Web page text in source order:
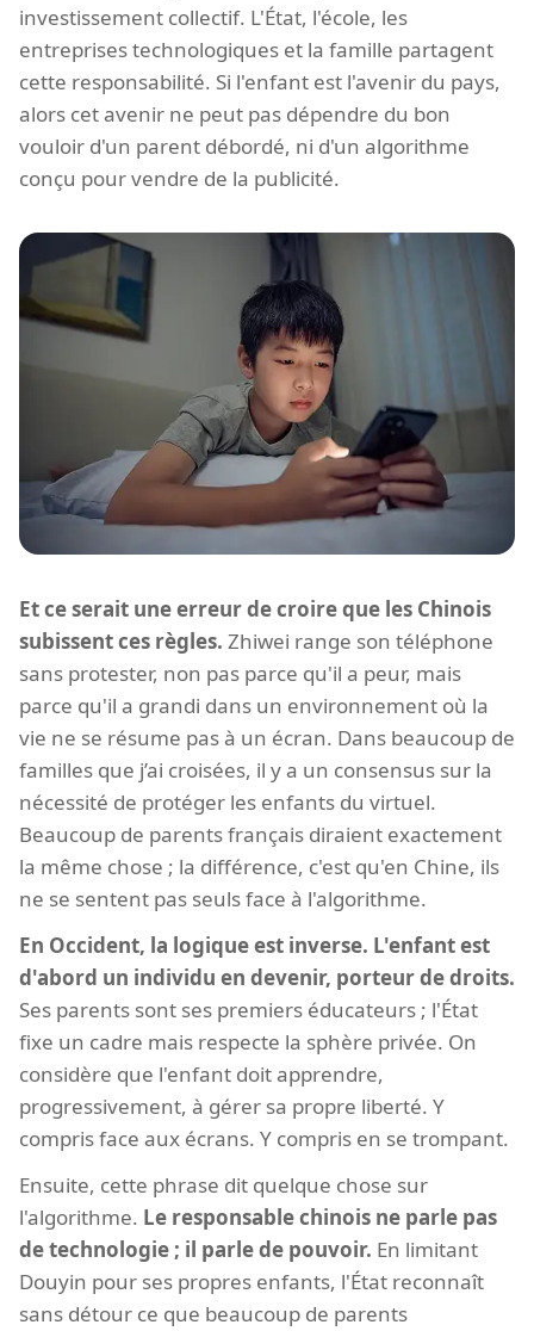
investissement collectif. L'État, l'école, les
entreprises technologiques et la famille partagent
cette responsabilité. Si l'enfant est l'avenir du pays,
alors cet avenir ne peut pas dépendre du bon
vouloir d'un parent débordé, ni d'un algorithme
conçu pour vendre de la publicité.
Et ce serait une erreur de croire que les Chinois
subissent ces règles. Zhiwei range son téléphone
sans protester, non pas parce qu'il a peur, mais
parce qu'il a grandi dans un environnement où la
vie ne se résume pas à un écran. Dans beaucoup de
familles que j’ai croisées, il y a un consensus sur la
nécessité de protéger les enfants du virtuel.
Beaucoup de parents français diraient exactement
la même chose ; la différence, c'est qu'en Chine, ils
ne se sentent pas seuls face à l'algorithme.
En Occident, la logique est inverse. L'enfant est
d'abord un individu en devenir, porteur de droits.
Ses parents sont ses premiers éducateurs ; l'État
fixe un cadre mais respecte la sphère privée. On
considère que l'enfant doit apprendre,
progressivement, à gérer sa propre liberté. Y
compris face aux écrans. Y compris en se trompant.
Ensuite, cette phrase dit quelque chose sur
l'algorithme. Le responsable chinois ne parle pas
de technologie ; il parle de pouvoir. En limitant
Douyin pour ses propres enfants, l'État reconnaît
sans détour ce que beaucoup de parents